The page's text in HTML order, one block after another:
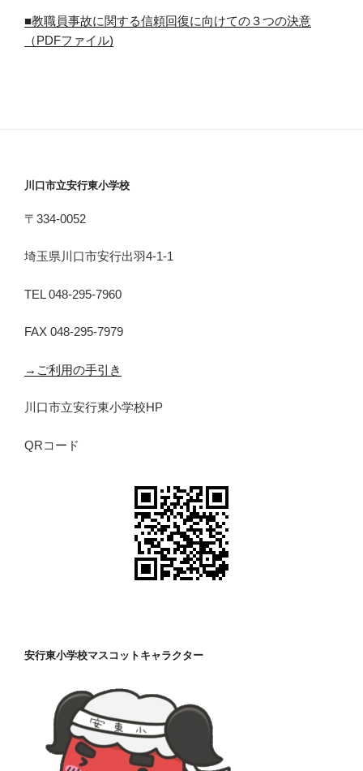
■教職員事故に関する信頼回復に向けての３つの決意
（PDFファイル)
川口市立安行東小学校
〒334-0052
埼玉県川口市安行出羽4-1-1
TEL 048-295-7960
FAX 048-295-7979
→ご利用の手引き
川口市立安行東小学校HP
QRコード
安行東小学校マスコットキャラクター